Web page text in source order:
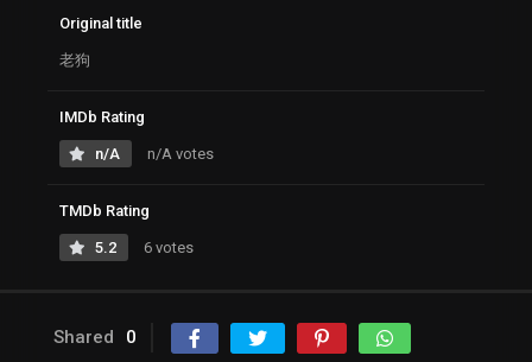
Original title
老狗
IMDb Rating
n/A n/A votes
TMDb Rating
5.2 6 votes
Shared 0